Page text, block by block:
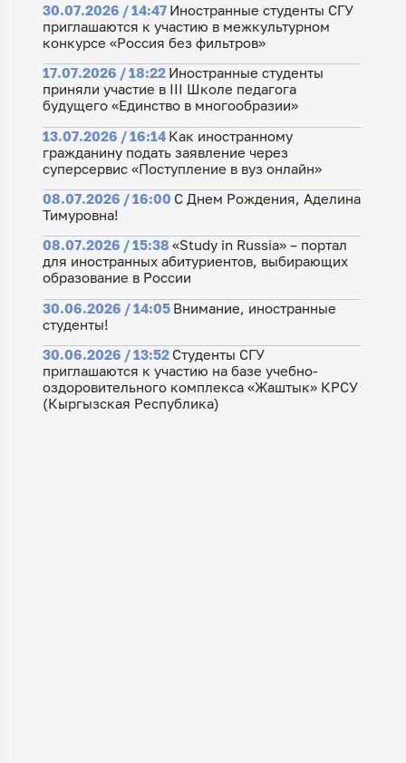
30.07.2026 / 14:47 Иностранные студенты СГУ
приглашаются к участию в межкультурном
конкурсе «Россия без фильтров»
17.07.2026 / 18:22 Иностранные студенты
приняли участие в III Школе педагога
будущего «Единство в многообразии»
13.07.2026 / 16:14 Как иностранному
гражданину подать заявление через
суперсервис «Поступление в вуз онлайн»
08.07.2026 / 16:00 С Днем Рождения, Аделина
Тимуровна!
08.07.2026 / 15:38 «Study in Russia» – портал
для иностранных абитуриентов, выбирающих
образование в России
30.06.2026 / 14:05 Внимание, иностранные
студенты!
30.06.2026 / 13:52 Студенты СГУ
приглашаются к участию на базе учебно-
оздоровительного комплекса «Жаштык» КРСУ
(Кыргызская Республика)